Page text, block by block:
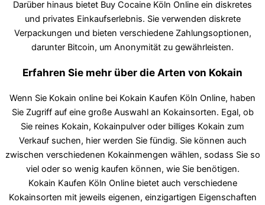
Darüber hinaus bietet Buy Cocaine Köln Online ein diskretes
und privates Einkaufserlebnis. Sie verwenden diskrete
Verpackungen und bieten verschiedene Zahlungsoptionen,
darunter Bitcoin, um Anonymität zu gewährleisten.
Erfahren Sie mehr über die Arten von Kokain
Wenn Sie Kokain online bei Kokain Kaufen Köln Online, haben
Sie Zugriff auf eine große Auswahl an Kokainsorten. Egal, ob
Sie reines Kokain, Kokainpulver oder billiges Kokain zum
Verkauf suchen, hier werden Sie fündig. Sie können auch
zwischen verschiedenen Kokainmengen wählen, sodass Sie so
viel oder so wenig kaufen können, wie Sie benötigen.
Kokain Kaufen Köln Online bietet auch verschiedene
Kokainsorten mit jeweils eigenen, einzigartigen Eigenschaften